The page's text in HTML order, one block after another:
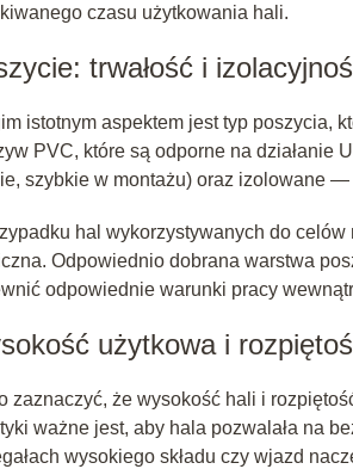
czasu użytkowania hali.
trwałość i
istotnym aspektem jest typ poszycia,
PVC, które są odporne na działanie
szybkie w montażu) oraz izolowane
hal wykorzystywanych do
Odpowiednio dobrana warstwa
odpowiednie warunki pracy
użytkowa i
zaznaczyć, że wysokość hali i
ważne jest, aby hala pozwalała na
wysokiego składu czy wjazd